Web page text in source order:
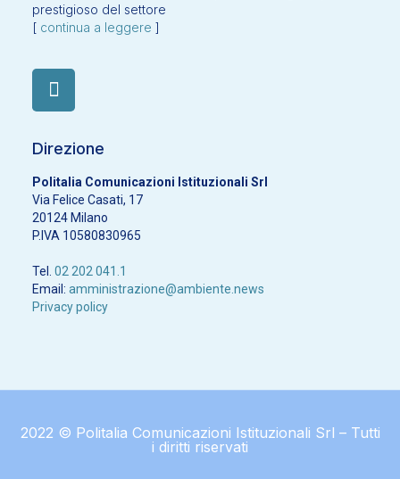
prestigioso del settore
[ continua a leggere ]
Direzione
Politalia Comunicazioni Istituzionali Srl
Via Felice Casati, 17
20124 Milano
P.IVA 10580830965
Tel. 02 202 041.1
Email: amministrazione@ambiente.news
Privacy policy
2022 © Politalia Comunicazioni Istituzionali Srl – Tutti
i diritti riservati